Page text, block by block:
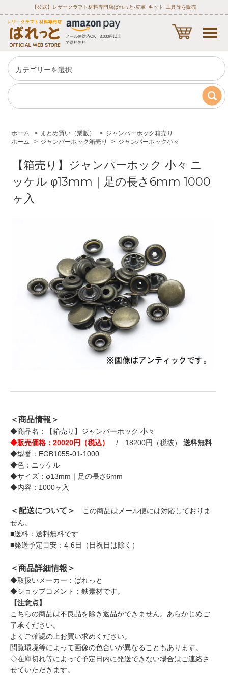
【公式】レザークラフト材料専門店ぱれっと‐皮革･キット･工具等を販売
メール便対応OK 3,000円以上
で送料無料
ホーム > まとめ買い（業販） > ジャンパーホック箱売り
ホーム
> ジャンパーホック箱売り > ジャンパーホック小々
【箱売り】ジャンパーホック 小々 ニ
ッケル φ13mm｜足の長さ6mm 1000
ヶ入
＜商品情報＞
◆商品名：【箱売り】ジャンパーホック 小々
◆販売価格：20020円（税込）
/ 18200円（税抜） 送料無料
◆型番：EGB1055-01-1000
◆色：ニッケル
◆サイズ：φ13mm｜足の長さ6mm
◆内容：1000ヶ入
＜配送について＞
この商品はメール便には対応しておりま
せん。
■送料：送料無料です
■発送予定目安：4-6日（日祝日は除く）
＜商品詳細情報＞
◆取扱いメーカー：ぱれっと
◆ショップコメント：鉄素材です。
【注意点】
こちらの商品は不良品を除き返品ができません。あらかじめご
了承ください。
よくご確認の上お買い求めください。
閲覧環境等によって画像の色合いが異なることもあります。
◇在庫切れ等によって予定日内に発送できない場合はご連絡さ
せていただきます。